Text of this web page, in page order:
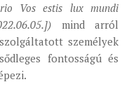
Vos estis lux mundi
mind arról
személyek
fontosságú és